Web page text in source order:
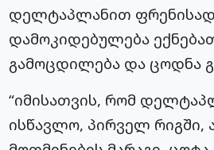
დელტაპლანით
დამოკიდებულება
გამოცდილება და ცოდნა
“იმისათვის, რომ
ისწავლო, პირველ რიგში,